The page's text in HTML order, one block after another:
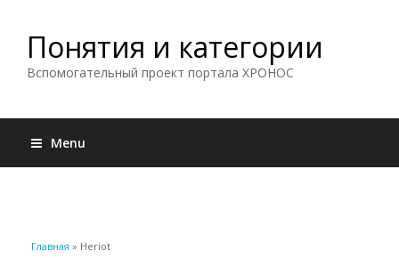
Понятия и категории
Вспомогательный проект портала ХРОНОС
Menu
Вы здесь
Главная » Heriot